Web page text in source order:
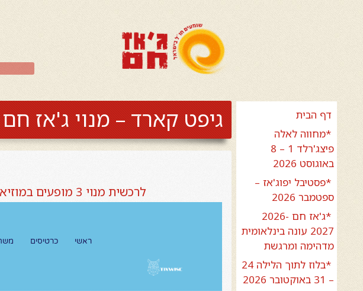
דף הבית
*מחווה לאלה
פיצג'רלד 1 – 8
באוגוסט 2026
*פסטיבל יפוג'אז –
ספטמבר 2026
*ג'אז חם 2026-
2027 עונה בינלאומית
מדהימה ומרגשת
*בלוז לתוך הלילה 24
– 31 באוקטובר 2026
גיפט קארד – מנוי ג'אז
לרכשית מנוי 3 מופעים במוזיאון ת"א בחר את כמות המנויים הרצויה כאן למטה